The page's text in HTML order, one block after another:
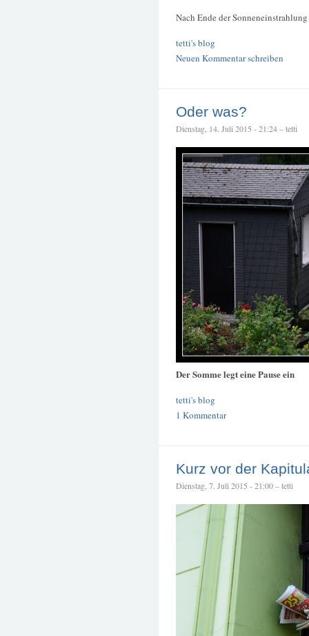
Nach Ende der
tetti's blog
Neuen Kommentar schreiben
Oder was?
Dienstag, 14. Juli 2015 - 21:24 – tetti
Der Somme legt eine Pause ein
tetti's blog
1 Kommentar
Kurz vor der
Dienstag, 7. Juli 2015 - 21:00 – tetti